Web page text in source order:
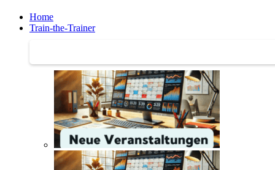
Home
Train-the-Trainer